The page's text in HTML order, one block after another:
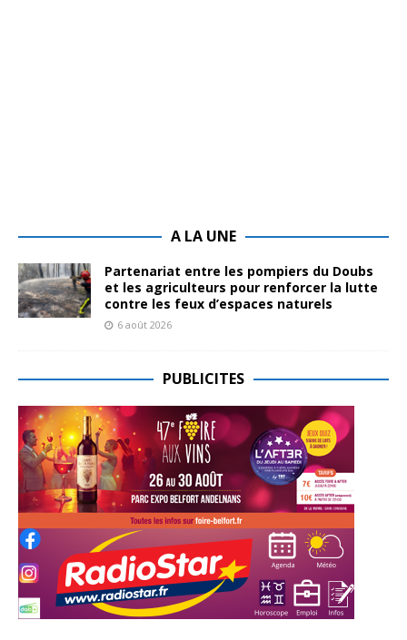
A LA UNE
Partenariat entre les pompiers du Doubs
et les agriculteurs pour renforcer la lutte
contre les feux d’espaces naturels
6 août 2026
PUBLICITES